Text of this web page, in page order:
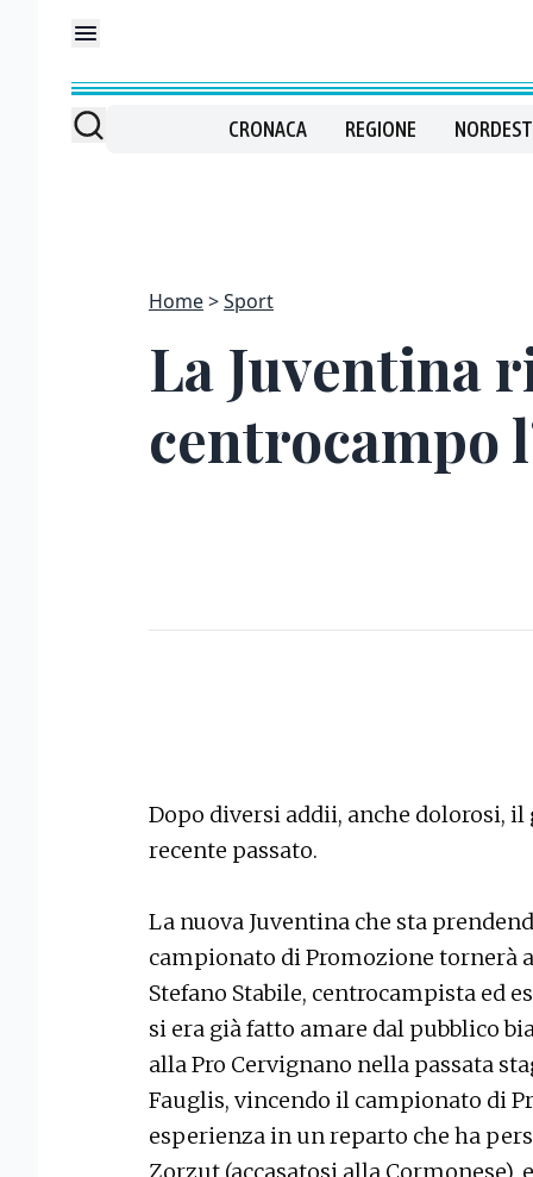
CRONACA REGIONE NORDEST
Home Sport
La Juventina
centrocampo
Dopo diversi addii, anche dolorosi,
recente passato.
La nuova Juventina che sta
campionato di Promozione tornerà
Stefano Stabile, centrocampista ed
si era già fatto amare dal pubblico
alla Pro Cervignano nella passata
Fauglis, vincendo il campionato di
esperienza in un reparto che ha